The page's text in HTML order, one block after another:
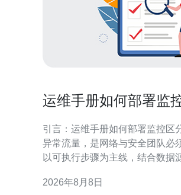
运维手册如何部署监
引言：运维手册如何部署监控区
异常流量，是网络与安全团队必
以可执行步骤为主线，结合数据
高定位速度与响应准确性，兼顾运
2026年8月8日